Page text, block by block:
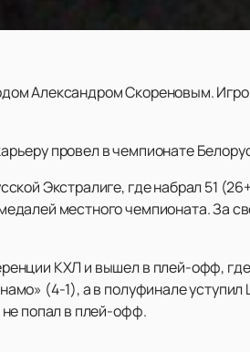
Александром Скореновым.
провел в чемпионате
Экстралиге, где набрал 51
местного чемпионата. За
КХЛ и вышел в плей-офф,
(4-1), а в полуфинале
попал в плей-офф.